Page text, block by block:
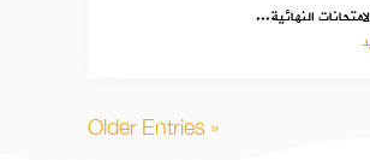
النهائية...
« Older Entries